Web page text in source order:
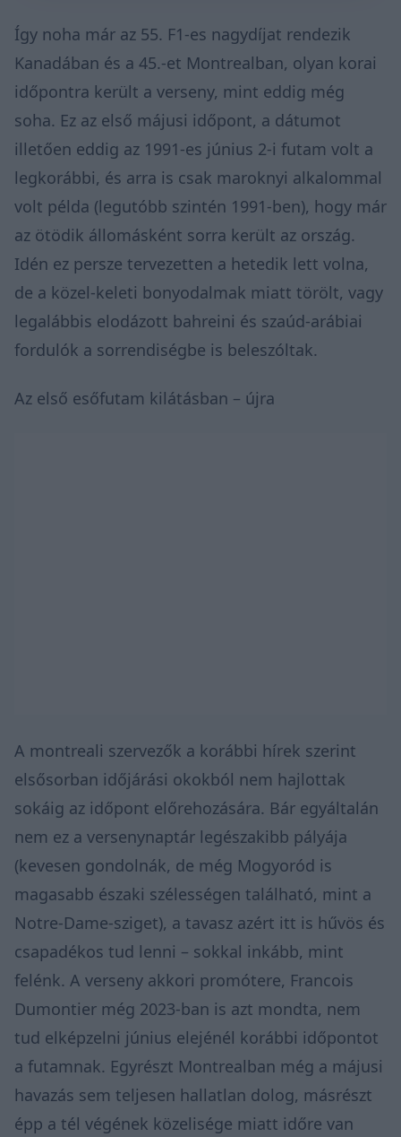
Így noha már az 55. F1-es nagydíjat rendezik
Kanadában és a 45.-et Montrealban, olyan korai
időpontra került a verseny, mint eddig még
soha. Ez az első májusi időpont, a dátumot
illetően eddig az 1991-es június 2-i futam volt a
legkorábbi, és arra is csak maroknyi alkalommal
volt példa (legutóbb szintén 1991-ben), hogy már
az ötödik állomásként sorra került az ország.
Idén ez persze tervezetten a hetedik lett volna,
de a közel-keleti bonyodalmak miatt törölt, vagy
legalábbis elodázott bahreini és szaúd-arábiai
fordulók a sorrendiségbe is beleszóltak.
Az első esőfutam kilátásban – újra
A montreali szervezők a korábbi hírek szerint
elsősorban időjárási okokból nem hajlottak
sokáig az időpont előrehozására. Bár egyáltalán
nem ez a versenynaptár legészakibb pályája
(kevesen gondolnák, de még Mogyoród is
magasabb északi szélességen található, mint a
Notre-Dame-sziget), a tavasz azért itt is hűvös és
csapadékos tud lenni – sokkal inkább, mint
felénk. A verseny akkori promótere, Francois
Dumontier még 2023-ban is azt mondta, nem
tud elképzelni június elejénél korábbi időpontot
a futamnak. Egyrészt Montrealban még a májusi
havazás sem teljesen hallatlan dolog, másrészt
épp a tél végének közelisége miatt időre van